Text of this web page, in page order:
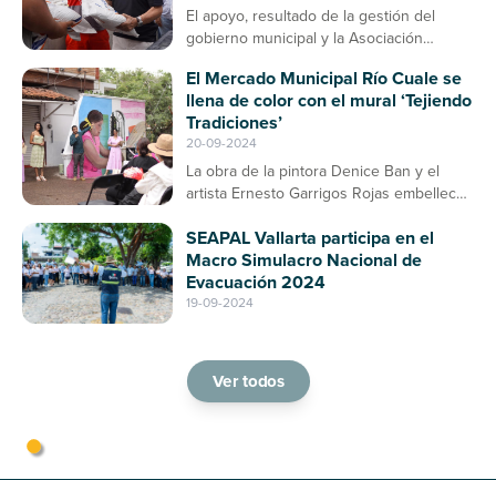
El apoyo, resultado de la gestión del
gobierno municipal y la Asociación
enfermedades en el ganado bovino
El Mercado Municipal Río Cuale se
llena de color con el mural ‘Tejiendo
Tradiciones’
20-09-2024
La obra de la pintora Denice Ban y el
artista Ernesto Garrigos Rojas embellece
como un espacio de arte y cultura en
Puerto Vallarta
SEAPAL Vallarta participa en el
Macro Simulacro Nacional de
Evacuación 2024
19-09-2024
Ver todos